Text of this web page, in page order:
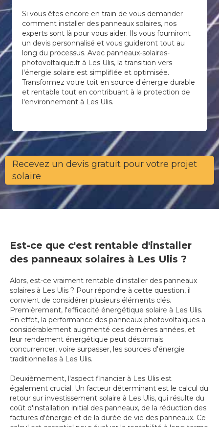
Si vous êtes encore en train de vous demander
comment installer des panneaux solaires, nos
experts sont là pour vous aider. Ils vous fourniront
un devis personnalisé et vous guideront tout au
long du processus. Avec panneaux-solaires-
photovoltaique.fr à Les Ulis, la transition vers
l'énergie solaire est simplifiée et optimisée.
Transformez votre toit en source d'énergie durable
et rentable tout en contribuant à la protection de
l'environnement à Les Ulis.
Recevez un devis gratuit pour votre projet
solaire
Est-ce que c'est rentable d'installer
des panneaux solaires à Les Ulis ?
Alors, est-ce vraiment rentable d'installer des panneaux
solaires à Les Ulis ? Pour répondre à cette question, il
convient de considérer plusieurs éléments clés.
Premièrement, l'efficacité énergétique solaire à Les Ulis.
En effet, la performance des panneaux photovoltaïques a
considérablement augmenté ces dernières années, et
leur rendement énergétique peut désormais
concurrencer, voire surpasser, les sources d'énergie
traditionnelles à Les Ulis.
Deuxièmement, l'aspect financier à Les Ulis est
également crucial. Un facteur déterminant est le calcul du
retour sur investissement solaire à Les Ulis, qui résulte du
coût d'installation initial des panneaux, de la réduction des
factures d'énergie et de la durée de vie des panneaux. Ce